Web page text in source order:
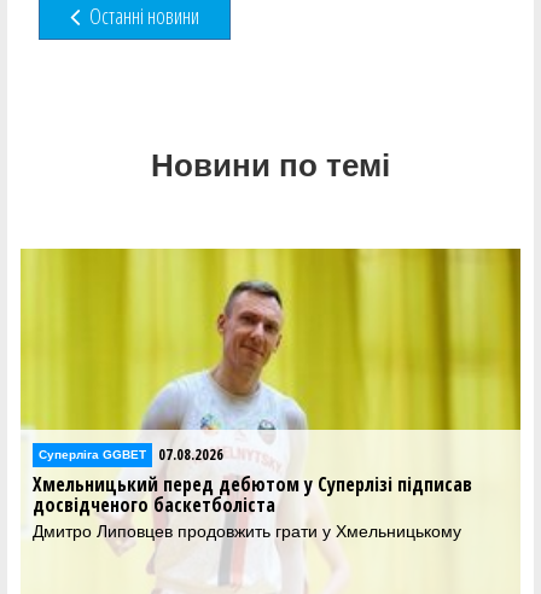
Останні новини
Новини по темі
Суперліга GGBET 07.08.2026
Хмельницький перед дебютом у Суперлізі підписав
досвідченого баскетболіста
Дмитро Липовцев продовжить грати у Хмельницькому